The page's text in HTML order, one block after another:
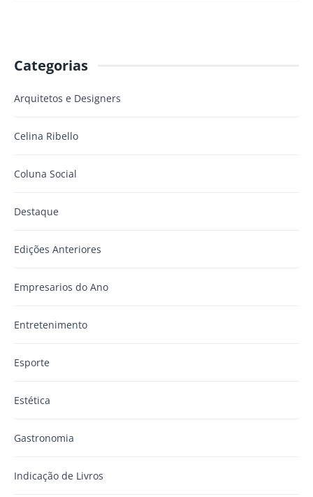
Categorias
Arquitetos e Designers
Celina Ribello
Coluna Social
Destaque
Edições Anteriores
Empresarios do Ano
Entretenimento
Esporte
Estética
Gastronomia
Indicação de Livros